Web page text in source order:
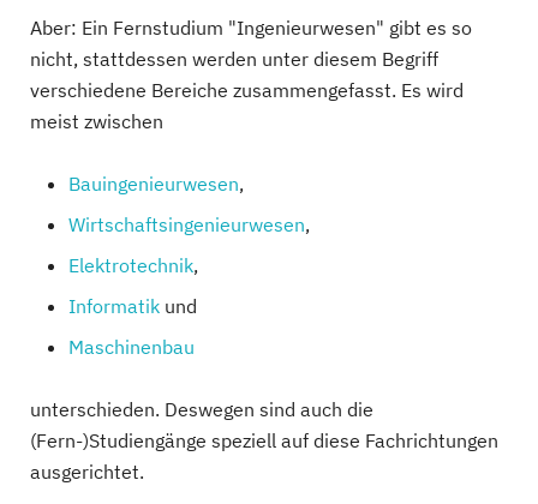
Aber: Ein Fernstudium "Ingenieurwesen" gibt es so
nicht, stattdessen werden unter diesem Begriff
verschiedene Bereiche zusammengefasst. Es wird
meist zwischen
Bauingenieurwesen,
Wirtschaftsingenieurwesen,
Elektrotechnik,
Informatik und
Maschinenbau
unterschieden. Deswegen sind auch die
(Fern-)Studiengänge speziell auf diese Fachrichtungen
ausgerichtet.